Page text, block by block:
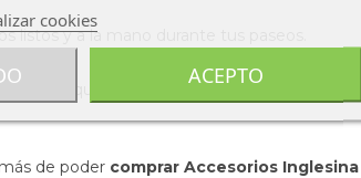
listos y a la mano durante tus paseos.
bonito que quedará genial en tu Inglesina.
de poder comprar Accesorios
cookies
ACEPTO